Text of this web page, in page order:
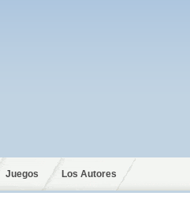
Juegos Los Autores